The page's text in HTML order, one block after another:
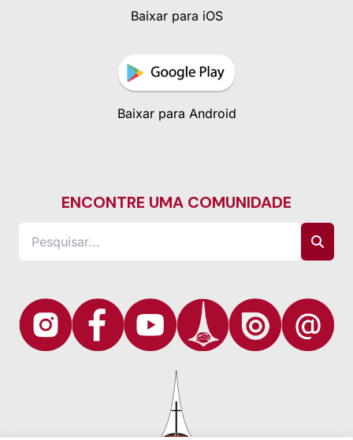
Baixar para iOS
Baixar para Android
ENCONTRE UMA COMUNIDADE